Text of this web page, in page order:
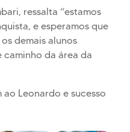
ressalta “estamos
e esperamos que
demais alunos
caminho da área da
ao Leonardo e sucesso